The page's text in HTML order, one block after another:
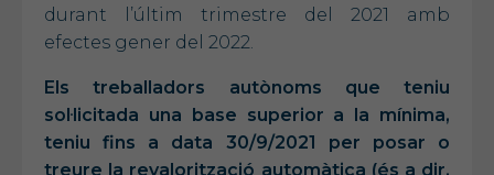
durant l’últim trimestre del 2021 amb
efectes gener del 2022.
Els treballadors autònoms que teniu
sol·licitada una base superior a la mínima,
teniu fins a data 30/9/2021 per posar o
treure la revalorització automàtica (és a dir,